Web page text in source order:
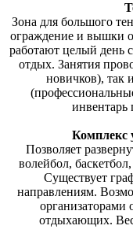
Зона для большого
ограждение и вышки
работают целый день
отдых. Занятия
новичков), так
инвентарь
Комплекс
Позволяет
волейбол,
Существует
направлениям.
отдыхающих.